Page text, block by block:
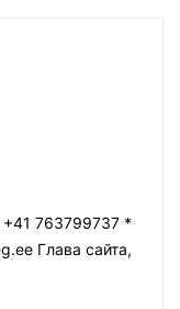
+41 763799737 *
Глава сайта,